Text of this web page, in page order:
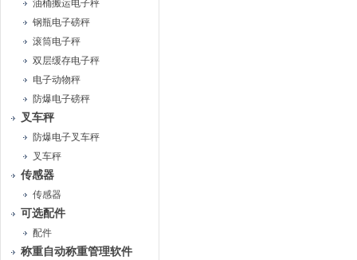
油桶搬运电子秤
钢瓶电子磅秤
滚筒电子秤
双层缓存电子秤
电子动物秤
防爆电子磅秤
叉车秤
防爆电子叉车秤
叉车秤
传感器
传感器
可选配件
配件
称重自动称重管理软件